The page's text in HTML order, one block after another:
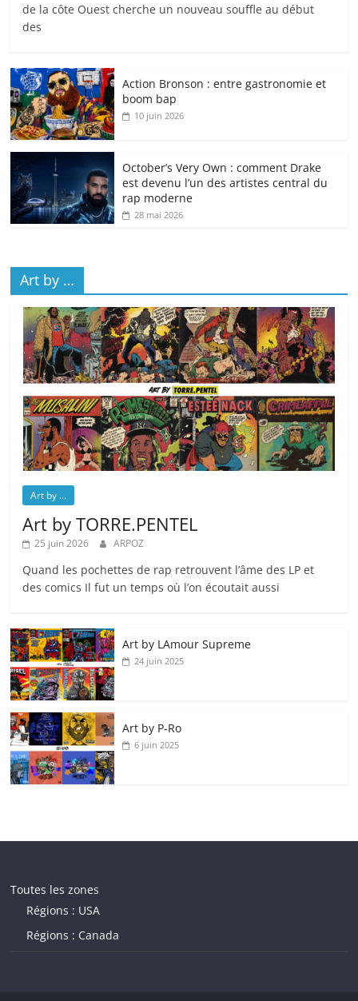
de la côte Ouest cherche un nouveau souffle au début
des
Action Bronson : entre gastronomie et
boom bap
10 juin 2026
October’s Very Own : comment Drake
est devenu l’un des artistes central du
rap moderne
28 mai 2026
Art by …
Art by ...
Art by TORRE.PENTEL
25 juin 2026 ARPOZ
Quand les pochettes de rap retrouvent l’âme des LP et
des comics Il fut un temps où l’on écoutait aussi
Art by LAmour Supreme
24 juin 2025
Art by P‑Ro
6 juin 2025
Toutes les zones
Régions : USA
Régions : Canada